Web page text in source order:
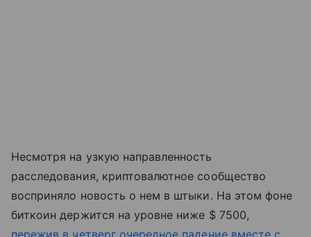
Несмотря на узкую направленность
расследования, криптовалютное сообщество
восприняло новость о нем в штыки. На этом фоне
биткоин держится на уровне ниже $ 7500,
пережив в четверг очередное падение вместе с